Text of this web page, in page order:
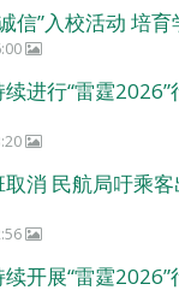
信”入校活动 培
进行“雷霆
消 民航局吁乘
开展“雷霆2026”